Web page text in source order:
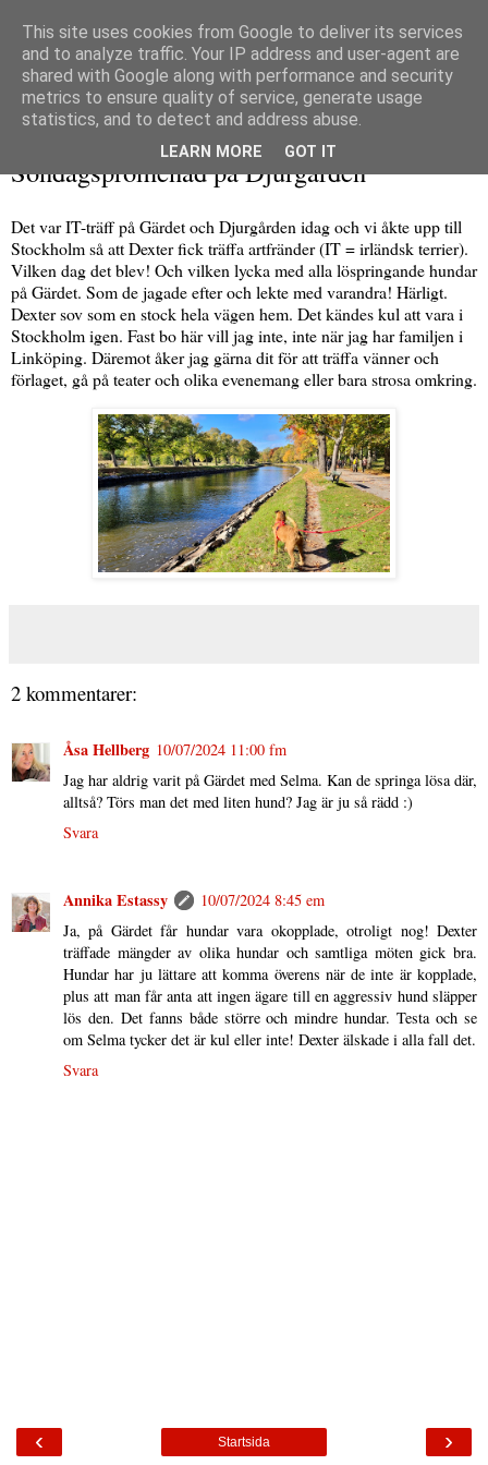
Söndagspromenad på Djurgården
Det var IT-träff på Gärdet och Djurgården idag och vi åkte upp till
Stockholm så att Dexter fick träffa artfränder (IT = irländsk terrier).
Vilken dag det blev! Och vilken lycka med alla löspringande hundar
på Gärdet. Som de jagade efter och lekte med varandra! Härligt.
Dexter sov som en stock hela vägen hem. Det kändes kul att vara i
Stockholm igen. Fast bo här vill jag inte, inte när jag har familjen i
Linköping. Däremot åker jag gärna dit för att träffa vänner och
förlaget, gå på teater och olika evenemang eller bara strosa omkring.
2 kommentarer:
Åsa Hellberg 10/07/2024 11:00 fm
Jag har aldrig varit på Gärdet med Selma. Kan de springa lösa där,
alltså? Törs man det med liten hund? Jag är ju så rädd :)
Svara
Annika Estassy
10/07/2024 8:45 em
Ja, på Gärdet får hundar vara okopplade, otroligt nog! Dexter
träffade mängder av olika hundar och samtliga möten gick bra.
Hundar har ju lättare att komma överens när de inte är kopplade,
plus att man får anta att ingen ägare till en aggressiv hund släpper
lös den. Det fanns både större och mindre hundar. Testa och se
om Selma tycker det är kul eller inte! Dexter älskade i alla fall det.
Svara
‹ ›
Startsida
This site uses cookies from Google to deliver its services
and to analyze traffic. Your IP address and user-agent are
shared with Google along with performance and security
metrics to ensure quality of service, generate usage
statistics, and to detect and address abuse.
LEARN MORE GOT IT